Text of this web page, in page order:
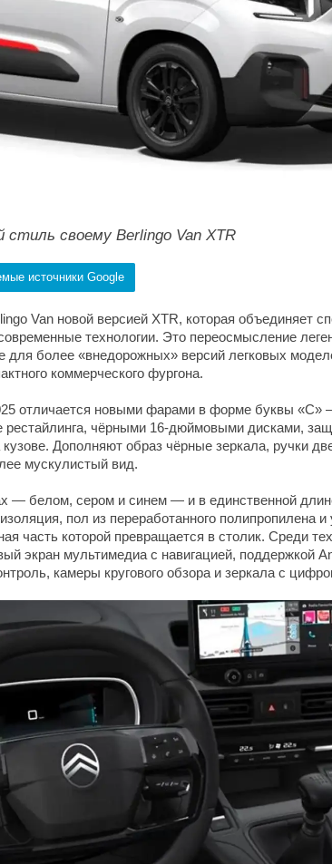
стиль своему Berlingo Van XTR
источники Google
Van новой версией XTR, которая объединяет
технологии. Это переосмысление
для более «внедорожных» версий легковых
коммерческого фургона.
отличается новыми фарами в форме буквы «C»
рестайлинга, чёрными 16-дюймовыми дисками,
кузове. Дополняют образ чёрные зеркала, ручки
мускулистый вид.
— белом, сером и синем — и в единственной
пол из переработанного полипропилена
часть которой превращается в столик. Среди
экран мультимедиа с навигацией, поддержкой
камеры кругового обзора и зеркала с